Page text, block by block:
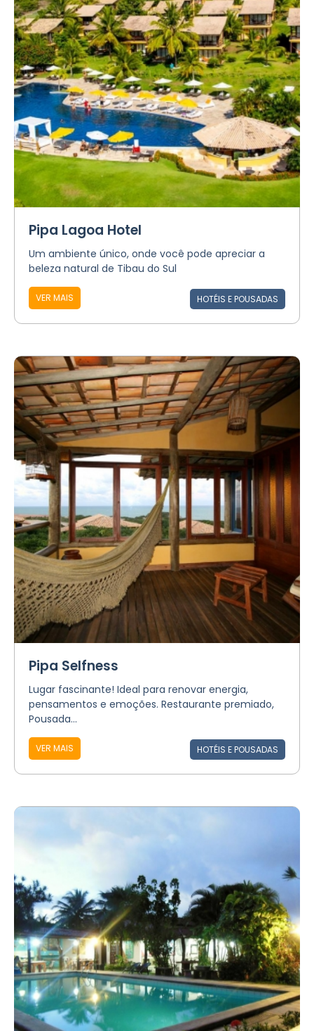
Pipa Lagoa Hotel
Um ambiente único, onde você pode apreciar a
beleza natural de Tibau do Sul
VER MAIS HOTÉIS E POUSADAS
Pipa Selfness
Lugar fascinante! Ideal para renovar energia,
pensamentos e emoções. Restaurante premiado,
Pousada...
VER MAIS HOTÉIS E POUSADAS